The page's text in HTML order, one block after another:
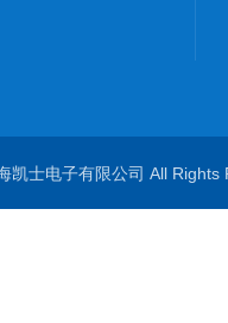
凯士电子有限公司 All